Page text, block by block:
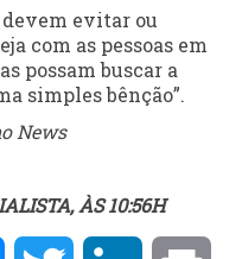
devem evitar ou
com as pessoas em
possam buscar a
simples bênção”.
News
ÀS 10:56H